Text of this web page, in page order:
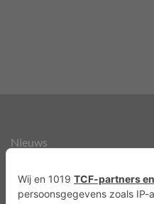
Nieuws
Over ons